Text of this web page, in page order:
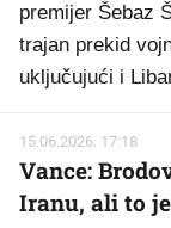
premijer Šebaz
trajan prekid
uključujući i
15.06.2026. 17:18
Vance:
Iranu, ali to